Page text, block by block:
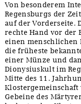
Von besonderem
Regensburgs der
auf der Vorderseite.
rechte Hand vor der
einen menschlichen
die früheste
einer Münze und
Dionysiuskult im
Mitte des 11.
Klostergemeinschaft
Gebeine des